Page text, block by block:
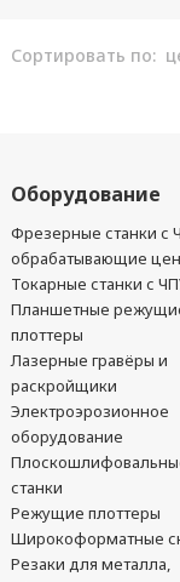
Сортировать по:
Оборудование
Фрезерные станки с
обрабатывающие
Токарные станки с
Планшетные
плоттеры
Лазерные гравёры и
раскройщики
Электроэрозионное
оборудование
станки
Режущие плоттеры
Широкоформатные
Резаки для металла,